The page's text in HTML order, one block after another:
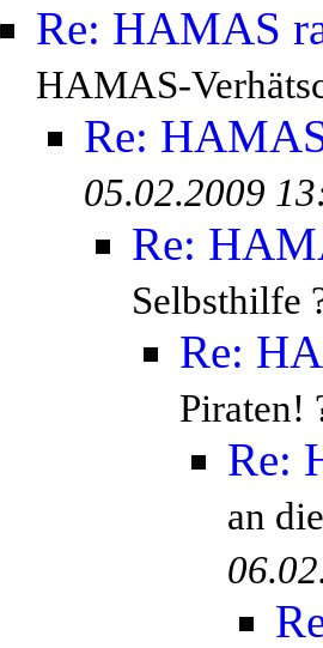
Re: HAMAS
HAMAS-
Re:
05.02.2009
Re:
Selbsthilfe
Re:
Piraten!
Re:
an